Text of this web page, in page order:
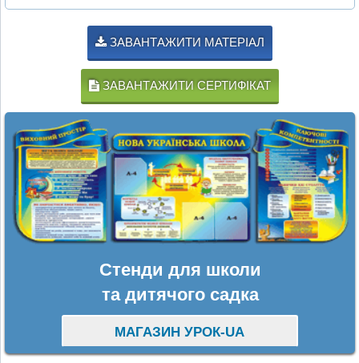
ЗАВАНТАЖИТИ МАТЕРІАЛ
ЗАВАНТАЖИТИ СЕРТИФІКАТ
Стенди для школи
та дитячого садка
МАГАЗИН УРОК-UA